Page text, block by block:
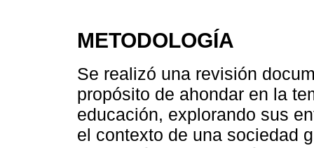
METODOLOGÍA
Se realizó una revisión
propósito de ahondar en la
educación, explorando sus
el contexto de una sociedad